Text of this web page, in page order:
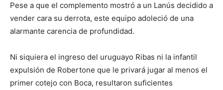
Pese a que el complemento mostró a un Lanús decidido a
vender cara su derrota, este equipo adoleció de una
alarmante carencia de profundidad.
Ni siquiera el ingreso del uruguayo Ribas ni la infantil
expulsión de Robertone que le privará jugar al menos el
primer cotejo con Boca, resultaron suficientes